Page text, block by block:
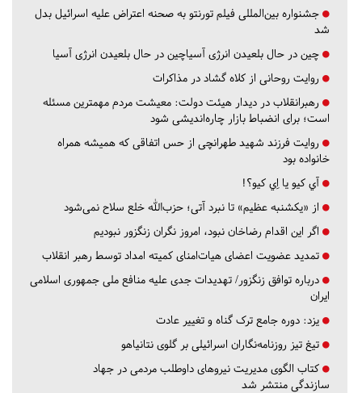
جشنواره بین‌المللی فیلم تورنتو به صحنه اعتراض علیه اسرائیل بدل
شد
چین در حال بلعیدن انرژی آسیاچین در حال بلعیدن انرژی آسیا
روایت روحانی از کلاه گشاد در مذاکرات
رهبرانقلاب در دیدار هیئت دولت: معیشت مردم مهمترین مسئله
است؛ برای انضباط بازار چاره‌اندیشی شود
روایت فرزند شهید طهرانچی از حس اتفاقی که همیشه همراه
خانواده بود
آي كيو يا اِي كيو؟!
از «یکشنبه عظیم» تا نبرد آتی؛ حزب‌الله خلع سلاح نمی‌شود
اگر این اقدام رضاخان نبود، امروز نگران زنگزور نبودیم
تمدید عضویت اعضای هیات‌امنای کمیته امداد توسط رهبر انقلاب
درباره توافق زنگزور/ تهدیدات جدی علیه منافع ملی جمهوری اسلامی
ایران
یزد: دوره جامع ترک گناه و تغییر عادت
تیغ تیز روزنامه‌نگاران اسرائیلی بر گلوی نتانیاهو
کتاب الگوی مدیریت نیروهای داوطلب مردمی در جهاد
سازندگی منتشر شد